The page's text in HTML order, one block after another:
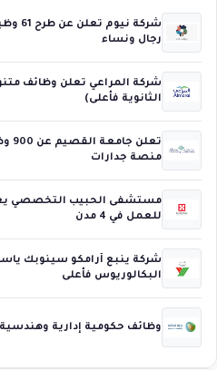
شركة
رجال ونساء
شركة المراعي تعلن وظائف
الثانوية فأعلى)
منصة جدارات
للعمل في 4 مدن
البكالوريوس فأعلى
وظائف حكومية إدارية وهندسية